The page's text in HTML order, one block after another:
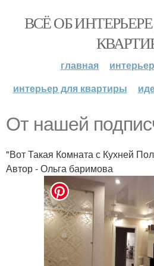
ВСЁ ОБ
главная
интерьер для квартиры
От нашей
"Вот Такая Комната с Кухней
Автор - Ольга баримова